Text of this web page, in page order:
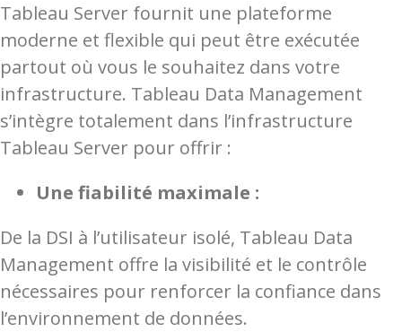
Tableau Server fournit une plateforme
moderne et flexible qui peut être exécutée
partout où vous le souhaitez dans votre
infrastructure. Tableau Data Management
s’intègre totalement dans l’infrastructure
Tableau Server pour offrir :
Une fiabilité maximale :
De la DSI à l’utilisateur isolé, Tableau Data
Management offre la visibilité et le contrôle
nécessaires pour renforcer la confiance dans
l’environnement de données.